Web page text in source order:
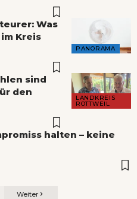
PANORAMA
Was
Kreis
LANDKREIS
ROTTWEIL
sind
den
halten – keine
Weiter